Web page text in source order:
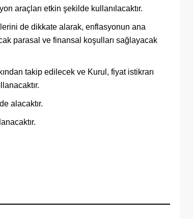
araçları etkin şekilde kullanılacaktır.
de dikkate alarak, enflasyonun ana
parasal ve finansal koşulları sağlayacak
takip edilecek ve Kurul, fiyat istikrarı
alacaktır.